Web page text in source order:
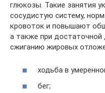
глюкозы. Такие занятия
сосудистую систему,
кровоток и повышают
а также при
сжиганию жировых
ходьба в
бег;